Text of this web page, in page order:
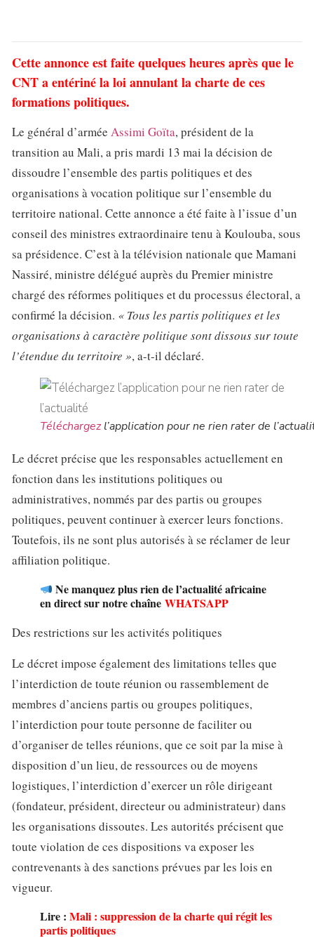
Cette annonce est faite quelques heures après que le
CNT a entériné la loi annulant la charte de ces
formations politiques.
Le général d’armée Assimi Goïta, président de la
transition au Mali, a pris mardi 13 mai la décision de
dissoudre l’ensemble des partis politiques et des
organisations à vocation politique sur l’ensemble du
territoire national. Cette annonce a été faite à l’issue d’un
conseil des ministres extraordinaire tenu à Koulouba, sous
sa présidence. C’est à la télévision nationale que Mamani
Nassiré, ministre délégué auprès du Premier ministre
chargé des réformes politiques et du processus électoral, a
confirmé la décision. « Tous les partis politiques et les
organisations à caractère politique sont dissous sur toute
l’étendue du territoire », a-t-il déclaré.
Téléchargezl’application pour ne rien rater de
Le décret précise que les responsables actuellement en
fonction dans les institutions politiques ou
administratives, nommés par des partis ou groupes
politiques, peuvent continuer à exercer leurs fonctions.
Toutefois, ils ne sont plus autorisés à se réclamer de leur
affiliation politique.
Ne manquez plus rien de l’actualité africaine
en direct sur notre chaîne WHATSAPP
Des restrictions sur les activités politiques
Le décret impose également des limitations telles que
l’interdiction de toute réunion ou rassemblement de
membres d’anciens partis ou groupes politiques,
l’interdiction pour toute personne de faciliter ou
d’organiser de telles réunions, que ce soit par la mise à
disposition d’un lieu, de ressources ou de moyens
logistiques, l’interdiction d’exercer un rôle dirigeant
(fondateur, président, directeur ou administrateur) dans
les organisations dissoutes. Les autorités précisent que
toute violation de ces dispositions va exposer les
contrevenants à des sanctions prévues par les lois en
vigueur.
Lire : Mali : suppression de la charte qui régit les
partis politiques